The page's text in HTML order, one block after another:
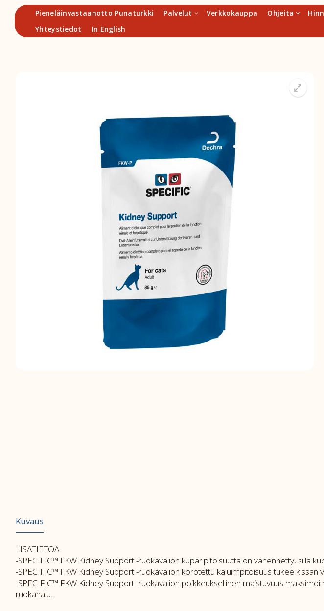
Hyppää
sisältöön
Pieneläinvastaanotto Punaturkki Palvelut Verkkokauppa Ohjeita
Yhteystiedot
In English
Kuvaus
LISÄTIETOA
-SPECIFIC™ FKW Kidney Support -ruokavalion kuparipitoisuutta on vähennetty, sillä
-SPECIFIC™ FKW Kidney Support -ruokavalion korotettu kaluimpitoisuus tukee
-SPECIFIC™ FKW Kidney Support -ruokavalion poikkeuksellinen maistuvuus
ruokahalu.